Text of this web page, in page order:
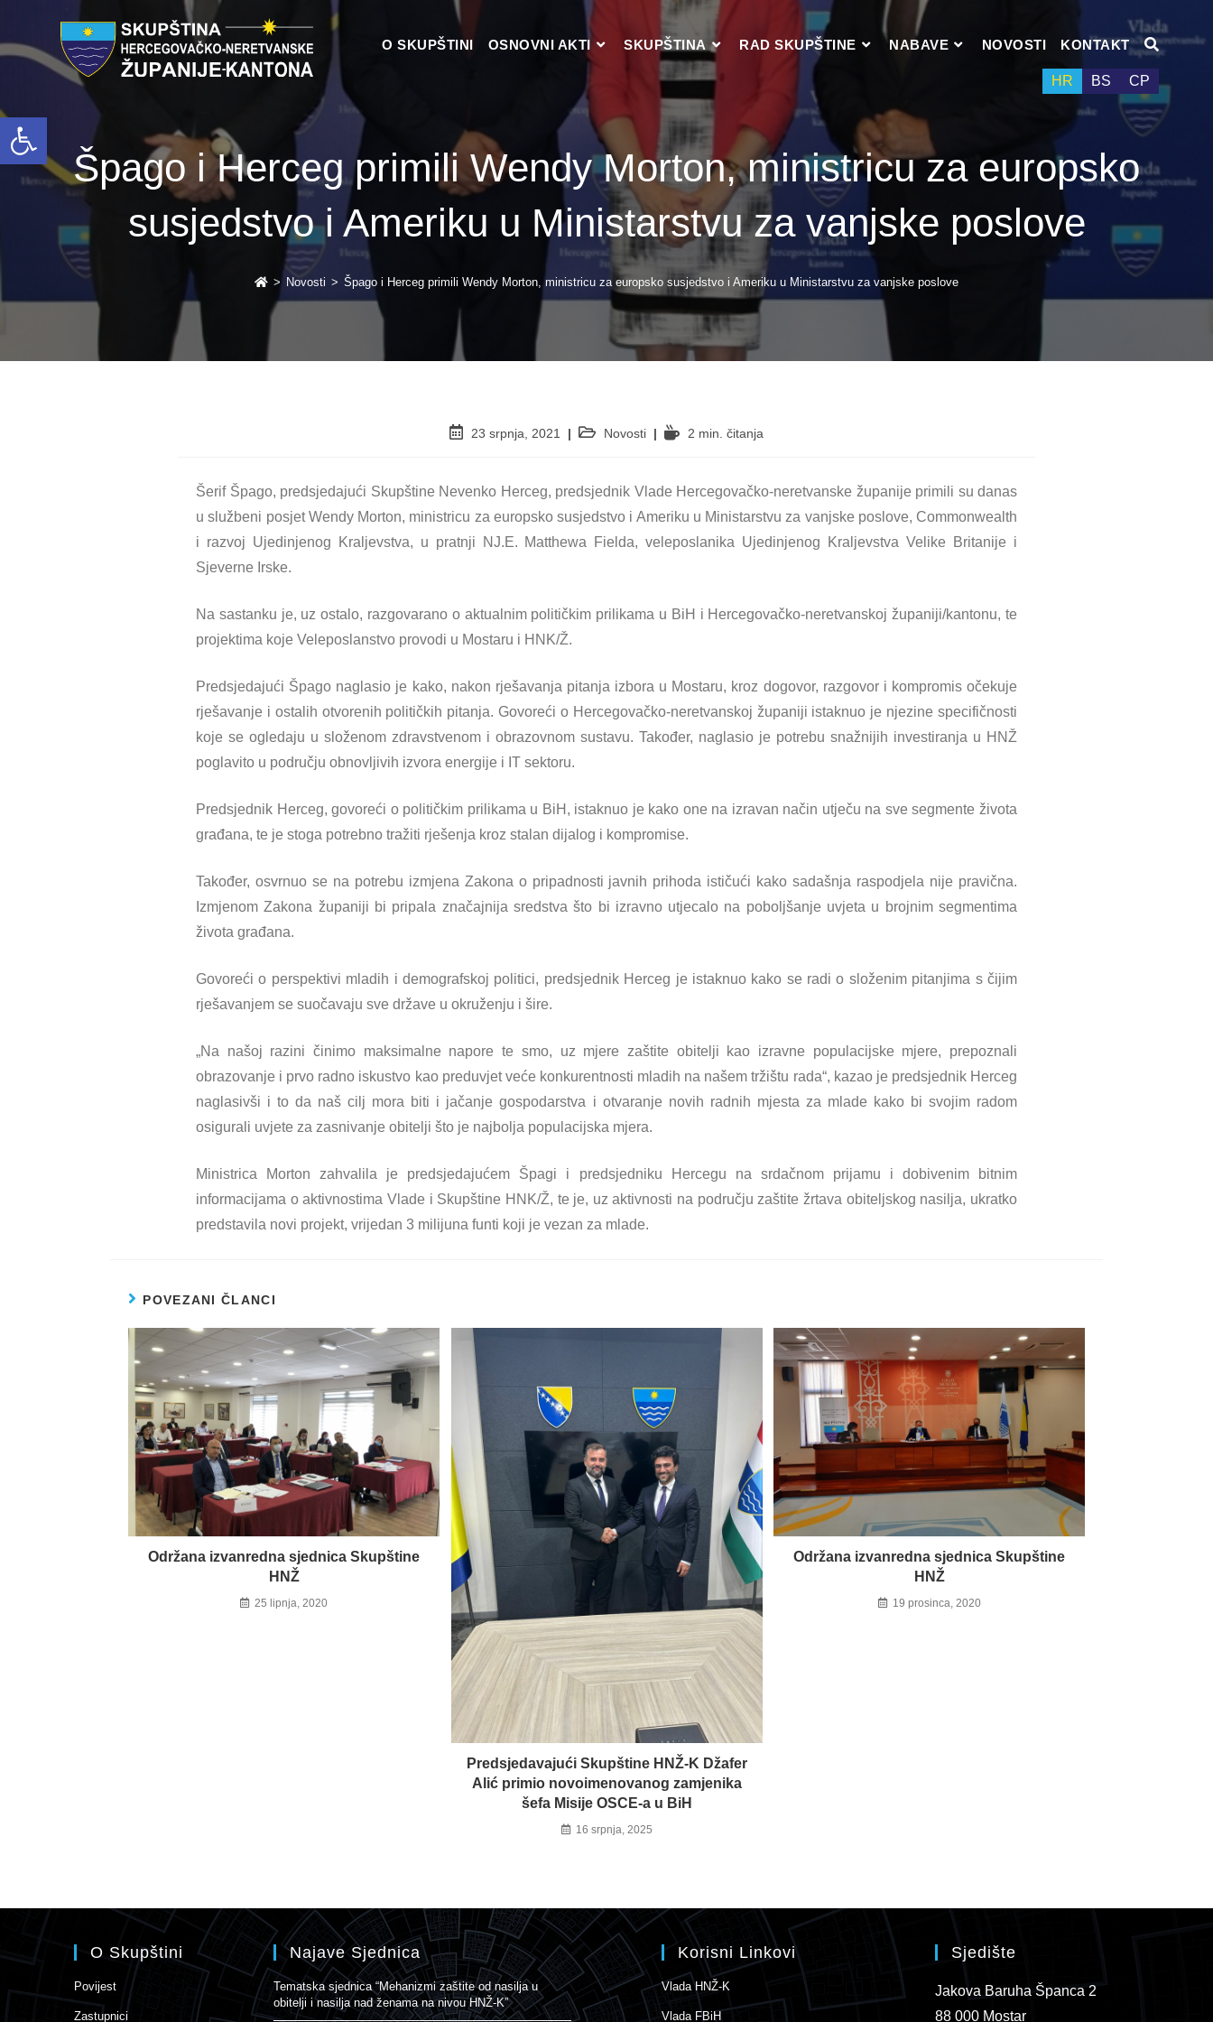
Open toolbar
HR BS СР
O SKUPŠTINI OSNOVNI AKTI SKUPŠTINA RAD SKUPŠTINE NABAVE NOVOSTI KONTAKT
Špago i Herceg primili Wendy Morton, ministricu za europsko
susjedstvo i Ameriku u Ministarstvu za vanjske poslove
> Novosti > Špago i Herceg primili Wendy Morton, ministricu za europsko susjedstvo i Ameriku u Ministarstvu za vanjske poslove
23 srpnja, 2021 Novosti 2 min. čitanja
Šerif Špago, predsjedajući Skupštine Nevenko Herceg, predsjednik Vlade Hercegovačko-neretvanske županije primili su danas
u službeni posjet Wendy Morton, ministricu za europsko susjedstvo i Ameriku u Ministarstvu za vanjske poslove, Commonwealth
i razvoj Ujedinjenog Kraljevstva, u pratnji NJ.E. Matthewa Fielda, veleposlanika Ujedinjenog Kraljevstva Velike Britanije i
Sjeverne Irske.
Na sastanku je, uz ostalo, razgovarano o aktualnim političkim prilikama u BiH i Hercegovačko-neretvanskoj županiji/kantonu, te
projektima koje Veleposlanstvo provodi u Mostaru i HNK/Ž.
Predsjedajući Špago naglasio je kako, nakon rješavanja pitanja izbora u Mostaru, kroz dogovor, razgovor i kompromis očekuje
rješavanje i ostalih otvorenih političkih pitanja. Govoreći o Hercegovačko-neretvanskoj županiji istaknuo je njezine specifičnosti
koje se ogledaju u složenom zdravstvenom i obrazovnom sustavu. Također, naglasio je potrebu snažnijih investiranja u HNŽ
poglavito u području obnovljivih izvora energije i IT sektoru.
Predsjednik Herceg, govoreći o političkim prilikama u BiH, istaknuo je kako one na izravan način utječu na sve segmente života
građana, te je stoga potrebno tražiti rješenja kroz stalan dijalog i kompromise.
Također, osvrnuo se na potrebu izmjena Zakona o pripadnosti javnih prihoda ističući kako sadašnja raspodjela nije pravična.
Izmjenom Zakona županiji bi pripala značajnija sredstva što bi izravno utjecalo na poboljšanje uvjeta u brojnim segmentima
života građana.
Govoreći o perspektivi mladih i demografskoj politici, predsjednik Herceg je istaknuo kako se radi o složenim pitanjima s čijim
rješavanjem se suočavaju sve države u okruženju i šire.
„Na našoj razini činimo maksimalne napore te smo, uz mjere zaštite obitelji kao izravne populacijske mjere, prepoznali
obrazovanje i prvo radno iskustvo kao preduvjet veće konkurentnosti mladih na našem tržištu rada“, kazao je predsjednik Herceg
naglasivši i to da naš cilj mora biti i jačanje gospodarstva i otvaranje novih radnih mjesta za mlade kako bi svojim radom
osigurali uvjete za zasnivanje obitelji što je najbolja populacijska mjera.
Ministrica Morton zahvalila je predsjedajućem Špagi i predsjedniku Hercegu na srdačnom prijamu i dobivenim bitnim
informacijama o aktivnostima Vlade i Skupštine HNK/Ž, te je, uz aktivnosti na području zaštite žrtava obiteljskog nasilja, ukratko
predstavila novi projekt, vrijedan 3 milijuna funti koji je vezan za mlade.
POVEZANI ČLANCI
Održana izvanredna sjednica Skupštine
HNŽ
25 lipnja, 2020
Predsjedavajući Skupštine HNŽ-K Džafer
Alić primio novoimenovanog zamjenika
šefa Misije OSCE-a u BiH
16 srpnja, 2025
Održana izvanredna sjednica Skupštine
HNŽ
19 prosinca, 2020
O Skupštini
Povijest
Zastupnici
Najave Sjednica
Tematska sjednica “Mehanizmi zaštite od nasilja u
obitelji i nasilja nad ženama na nivou HNŽ-K”
Korisni Linkovi
Vlada HNŽ-K
Vlada FBiH
Sjedište
Jakova Baruha Španca 2
88 000 Mostar